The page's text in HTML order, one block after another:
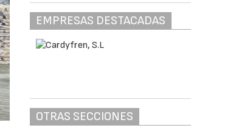
EMPRESAS DESTACADAS
OTRAS SECCIONES